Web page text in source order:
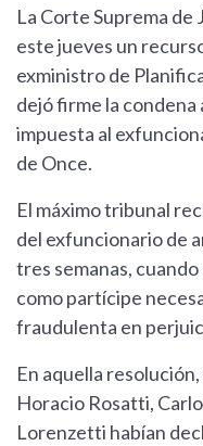
La Corte Suprema de
este jueves un
exministro de
dejó firme la condena
impuesta al
de Once.
El máximo tribunal
del exfuncionario de
tres semanas,
como partícipe
fraudulenta en
En aquella
Horacio Rosatti,
Lorenzetti habían